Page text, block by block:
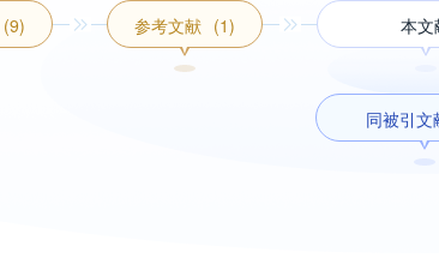
(9) 参考文献 (1) 本文
同被引文